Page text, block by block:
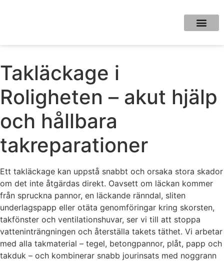
Takläckage i
Roligheten – akut hjälp
och hållbara
takreparationer
Ett takläckage kan uppstå snabbt och orsaka stora skador
om det inte åtgärdas direkt. Oavsett om läckan kommer
från spruckna pannor, en läckande ränndal, sliten
underlagspapp eller otäta genomföringar kring skorsten,
takfönster och ventilationshuvar, ser vi till att stoppa
vatteninträngningen och återställa takets täthet. Vi arbetar
med alla takmaterial – tegel, betongpannor, plåt, papp och
takduk – och kombinerar snabb jourinsats med noggrann